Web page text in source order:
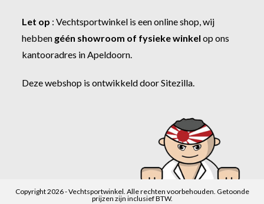
Let op :Vechtsportwinkel is een online shop, wij
hebben géén showroom of fysieke winkel op ons
kantooradres in Apeldoorn.
Deze webshop is ontwikkeld doorSitezilla.
Copyright 2026 - Vechtsportwinkel. Alle rechten voorbehouden. Getoonde
prijzen zijn inclusief BTW.